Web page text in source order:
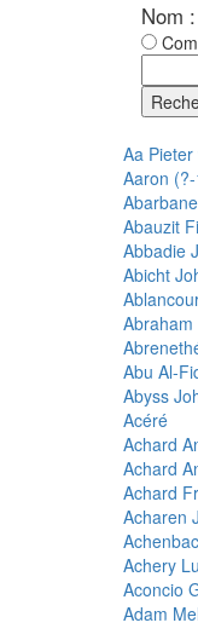
Nom :
Aa
Aaron
Abauzit
Abbadie
Abicht
Abu Al-
Abyss
Acéré
Achard
Achard
Achard
Acharen
Achery
Aconcio
Adam